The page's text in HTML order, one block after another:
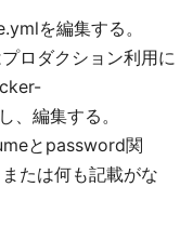
を編集する。
ロダクション利用に
編集する。
とpassword関
たは何も記載がな